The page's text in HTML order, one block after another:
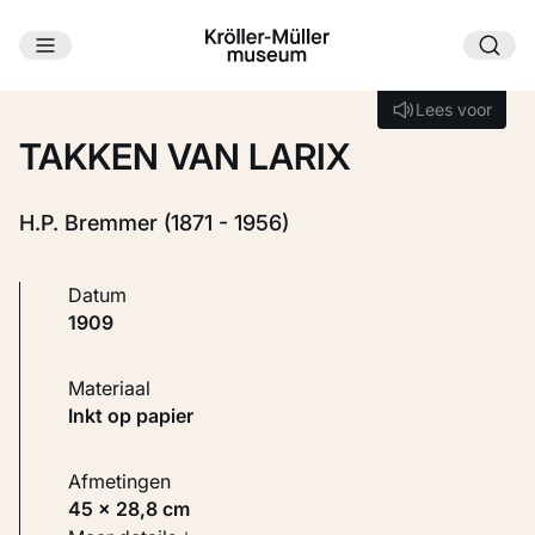
Ga naar hoofdinhoud
Lees voor
Lees voor
TAKKEN VAN LARIX
H.P. Bremmer (1871 - 1956)
Datum
1909
Materiaal
Inkt op papier
Afmetingen
45 × 28,8 cm